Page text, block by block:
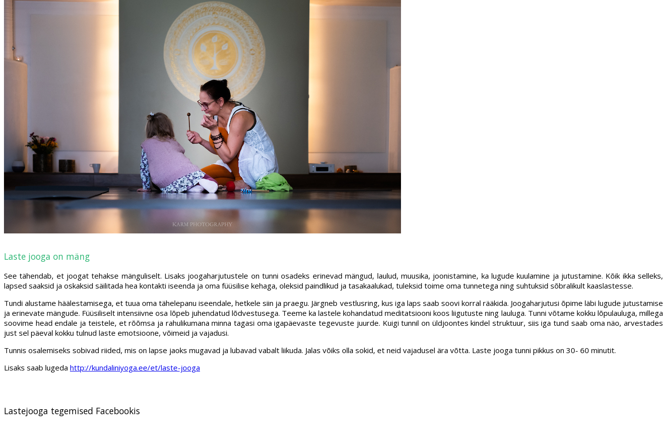
Laste jooga on mäng
See tähendab, et joogat tehakse mänguliselt. Lisaks joogaharjutustele on tunni osadeks erinevad mängud, laulud, muusika, joonistamine, ka lugude kuulamine ja jutustamine. Kõik ikka selleks,
lapsed saaksid ja oskaksid säilitada hea kontakti iseenda ja oma füüsilise kehaga, oleksid paindlikud ja tasakaalukad, tuleksid toime oma tunnetega ning suhtuksid sõbralikult kaaslastesse.
Tundi alustame häälestamisega, et tuua oma tähelepanu iseendale, hetkele siin ja praegu. Järgneb vestlusring, kus iga laps saab soovi korral rääkida. Joogaharjutusi õpime läbi lugude jutustamise
ja erinevate mängude. Füüsiliselt intensiivne osa lõpeb juhendatud lõdvestusega. Teeme ka lastele kohandatud meditatsiooni koos liigutuste ning lauluga. Tunni võtame kokku lõpulauluga, millega
soovime head endale ja teistele, et rõõmsa ja rahulikumana minna tagasi oma igapäevaste tegevuste juurde. Kuigi tunnil on üldjoontes kindel struktuur, siis iga tund saab oma näo, arvestades
just sel päeval kokku tulnud laste emotsioone, võimeid ja vajadusi.
Tunnis osalemiseks sobivad riided, mis on lapse jaoks mugavad ja lubavad vabalt liikuda. Jalas võiks olla sokid, et neid vajadusel ära võtta. Laste jooga tunni pikkus on 30- 60 minutit.
Lisaks saab lugeda http://kundaliniyoga.ee/et/laste-jooga
Lastejooga tegemised Facebookis